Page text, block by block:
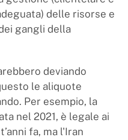
delle risorse e
gangli della
deviando
le aliquote
Per esempio, la
nel 2021, è legale ai
fa, ma l'Iran